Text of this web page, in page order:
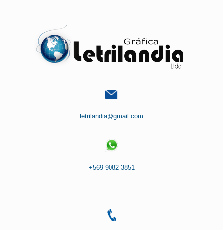
letrilandia@gmail.com
+569 9082 3851